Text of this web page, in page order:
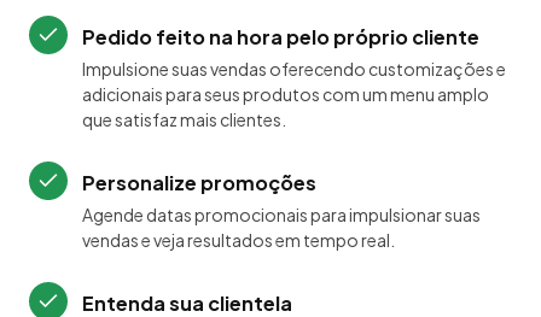
Pedido feito na hora pelo próprio cliente
Impulsione suas vendas oferecendo customizações e
adicionais para seus produtos com um menu amplo
que satisfaz mais clientes.
Personalize promoções
Agende datas promocionais para impulsionar suas
vendas e veja resultados em tempo real.
Entenda sua clientela